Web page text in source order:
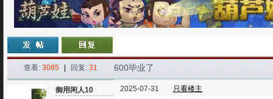
› › ›
查看: 3085 回复: 31 600毕业了
御用闲人10 2025-07-31 只看楼主